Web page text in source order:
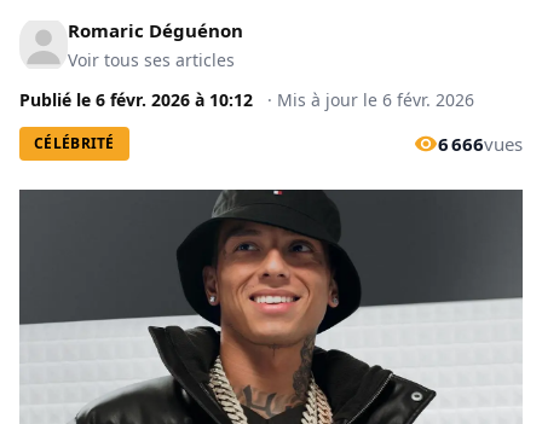
Romaric Déguénon
Voir tous ses articles
Publié le 6 févr. 2026 à 10:12 · Mis à jour le 6 févr. 2026
CÉLÉBRITÉ 6 666vues